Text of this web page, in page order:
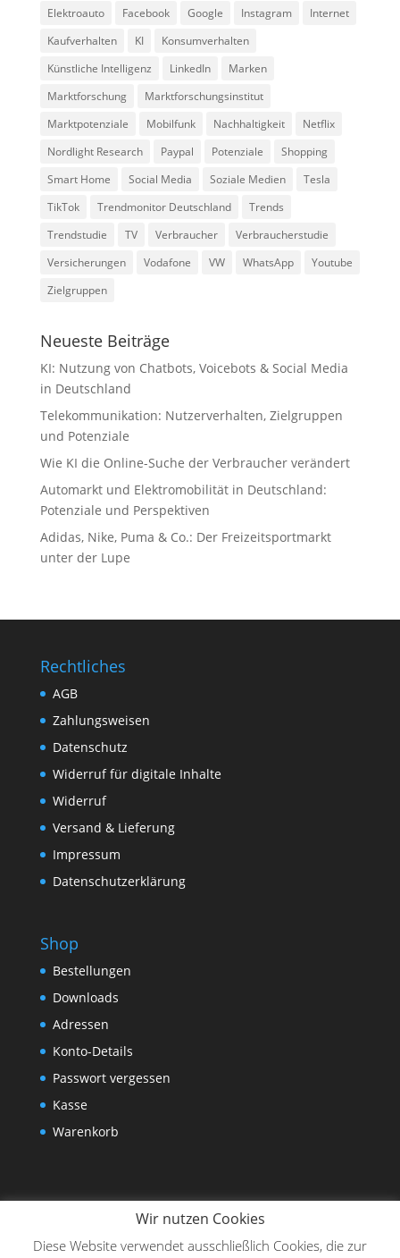
Elektroauto
Facebook Google Instagram
Internet
Kaufverhalten
KI
Konsumverhalten
Künstliche Intelligenz
LinkedIn
Marken
Marktforschung
Marktforschungsinstitut
Marktpotenziale
Mobilfunk Nachhaltigkeit
Netflix
Nordlight Research
Paypal Potenziale
Shopping
Smart Home
Social Media Soziale Medien
Tesla
TikTok
Trendmonitor Deutschland
Trends
Trendstudie
TV Verbraucher
Verbraucherstudie
Versicherungen
Vodafone VW WhatsApp
Youtube
Zielgruppen
Neueste Beiträge
KI: Nutzung von Chatbots, Voicebots & Social Media
in Deutschland
Telekommunikation: Nutzerverhalten, Zielgruppen
und Potenziale
Wie KI die Online-Suche der Verbraucher verändert
Automarkt und Elektromobilität in Deutschland:
Potenziale und Perspektiven
Adidas, Nike, Puma & Co.: Der Freizeitsportmarkt
unter der Lupe
Rechtliches
AGB
Zahlungsweisen
Datenschutz
Widerruf für digitale Inhalte
Widerruf
Versand & Lieferung
Impressum
Datenschutzerklärung
Shop
Bestellungen
Downloads
Adressen
Konto-Details
Passwort vergessen
Kasse
Warenkorb
Wir nutzen Cookies
Diese Website verwendet ausschließlich Cookies, die zur